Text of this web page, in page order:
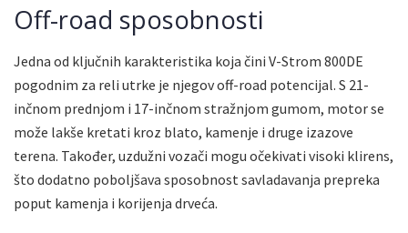
Off-road sposobnosti
Jedna od ključnih karakteristika koja čini V-Strom 800DE
pogodnim za reli utrke je njegov off-road potencijal. S 21-
inčnom prednjom i 17-inčnom stražnjom gumom, motor se
može lakše kretati kroz blato, kamenje i druge izazove
terena. Također, uzdužni vozači mogu očekivati visoki klirens,
što dodatno poboljšava sposobnost savladavanja prepreka
poput kamenja i korijenja drveća.